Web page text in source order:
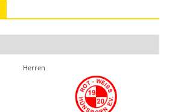
Herren